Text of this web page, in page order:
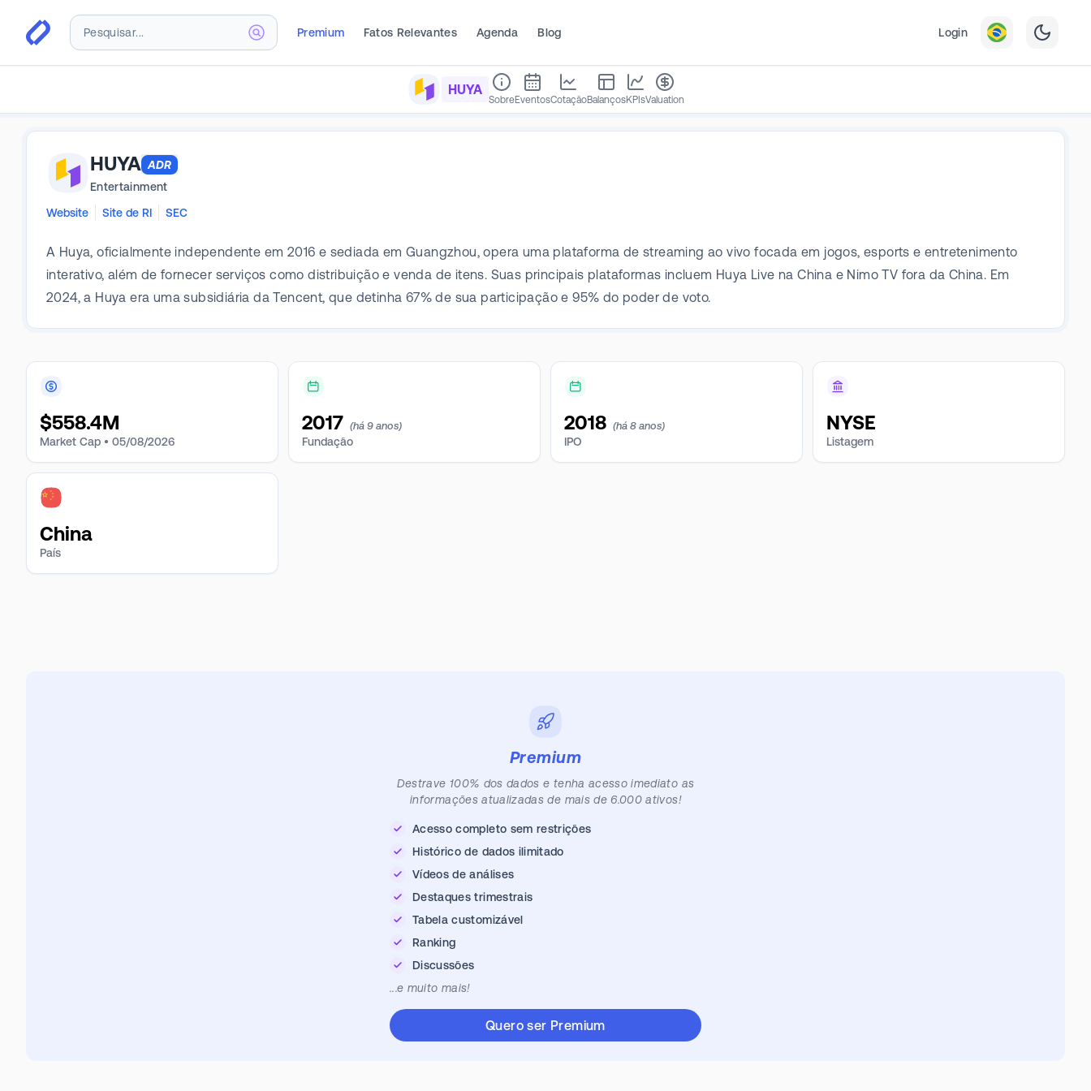
Premium Fatos Relevantes Agenda Blog Login
HUYA
SobreEventosCotaçãoBalançosKPIsValuation
HUYA ADR
Entertainment
Website
Site de RI SEC
A Huya, oficialmente independente em 2016 e sediada em Guangzhou, opera uma plataforma de streaming ao vivo focada em jogos, esports e entretenimento
interativo, além de fornecer serviços como distribuição e venda de itens. Suas principais plataformas incluem Huya Live na China e Nimo TV fora da China. Em
2024, a Huya era uma subsidiária da Tencent, que detinha 67% de sua participação e 95% do poder de voto.
$558.4M
Market Cap • 05/08/2026
2017 (há 9 anos)
Fundação
2018 (há 8 anos)
IPO
NYSE
Listagem
China
País
Premium
Destrave 100% dos dados e tenha acesso imediato as
informações atualizadas de mais de 6.000 ativos!
Acesso completo sem restrições
Histórico de dados ilimitado
Vídeos de análises
Destaques trimestrais
Tabela customizável
Ranking
Discussões
...e muito mais!
Quero ser Premium